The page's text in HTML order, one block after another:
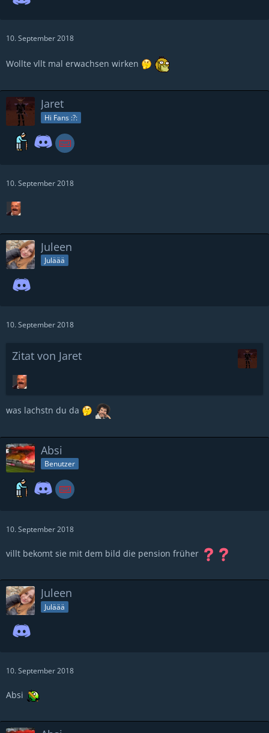
10. September 2018
Wollte vllt mal erwachsen wirken
Jaret
Hi Fans :?:
10. September 2018
Juleen
Juläää
10. September 2018
Zitat von Jaret
was lachstn du da
Absi
Benutzer
10. September 2018
villt bekomt sie mit dem bild die pension früher
Juleen
Juläää
10. September 2018
Absi